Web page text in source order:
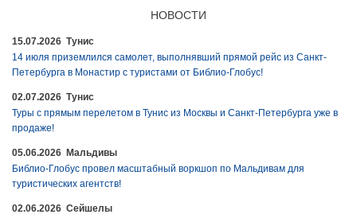
НОВОСТИ
15.07.2026 Тунис
14 июля приземлился самолет, выполнявший прямой рейс из Санкт-
Петербурга в Монастир с туристами от Библио-Глобус!
02.07.2026 Тунис
Туры с прямым перелетом в Тунис из Москвы и Санкт-Петербурга уже в
продаже!
05.06.2026 Мальдивы
Библио-Глобус провел масштабный воркшоп по Мальдивам для
туристических агентств!
02.06.2026 Сейшелы